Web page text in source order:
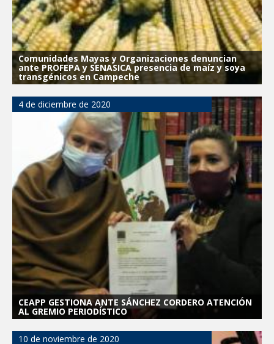
Comunidades Mayas y Organizaciones denuncian
ante PROFEPA y SENASICA presencia de maíz y soya
transgénicos en Campeche
4 de diciembre de 2020
CEAPP GESTIONA ANTE SÁNCHEZ CORDERO ATENCIÓN
AL GREMIO PERIODÍSTICO
10 de noviembre de 2020